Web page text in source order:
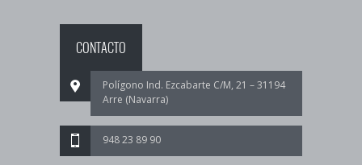
CONTACTO
Polígono Ind. Ezcabarte C/M, 21 – 31194
Arre (Navarra)
948 23 89 90